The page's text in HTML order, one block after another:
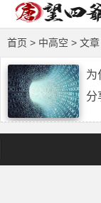
首页 > 中高空 > 文章
为
分